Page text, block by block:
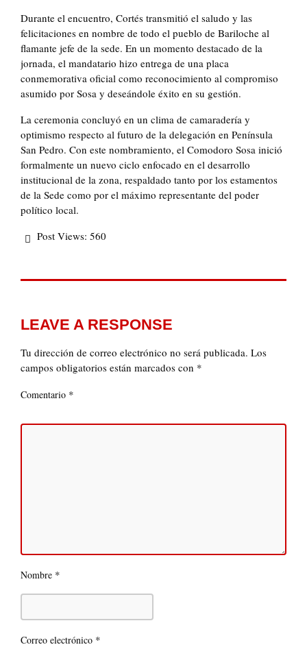
Durante el encuentro, Cortés transmitió el saludo y las
felicitaciones en nombre de todo el pueblo de Bariloche al
flamante jefe de la sede. En un momento destacado de la
jornada, el mandatario hizo entrega de una placa
conmemorativa oficial como reconocimiento al compromiso
asumido por Sosa y deseándole éxito en su gestión.
La ceremonia concluyó en un clima de camaradería y
optimismo respecto al futuro de la delegación en Península
San Pedro. Con este nombramiento, el Comodoro Sosa inició
formalmente un nuevo ciclo enfocado en el desarrollo
institucional de la zona, respaldado tanto por los estamentos
de la Sede como por el máximo representante del poder
político local.
Post Views: 560
LEAVE A RESPONSE
Tu dirección de correo electrónico no será publicada. Los
campos obligatorios están marcados con *
Comentario *
Nombre *
Correo electrónico *